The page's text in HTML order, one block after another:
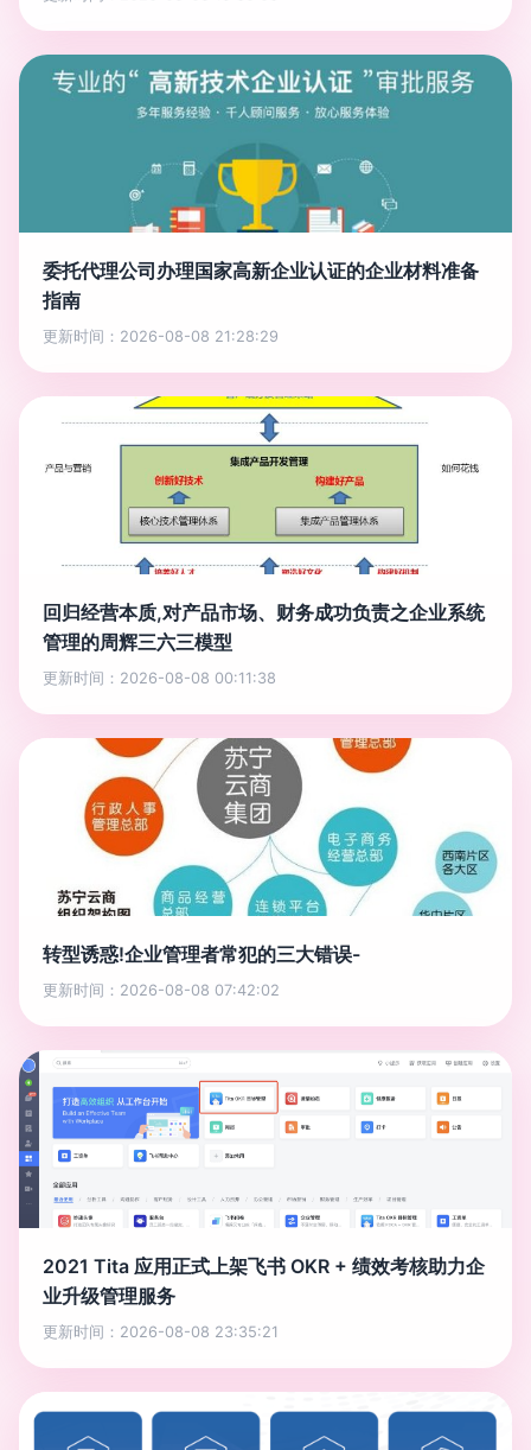
委托代理公司办理国家高新企业认证的企业材料准备
指南
更新时间：2026-08-08 21:28:29
回归经营本质,对产品市场、财务成功负责之企业系统
管理的周辉三六三模型
更新时间：2026-08-08 00:11:38
转型诱惑!企业管理者常犯的三大错误-
更新时间：2026-08-08 07:42:02
2021 Tita 应用正式上架飞书 OKR + 绩效考核助力企
业升级管理服务
更新时间：2026-08-08 23:35:21